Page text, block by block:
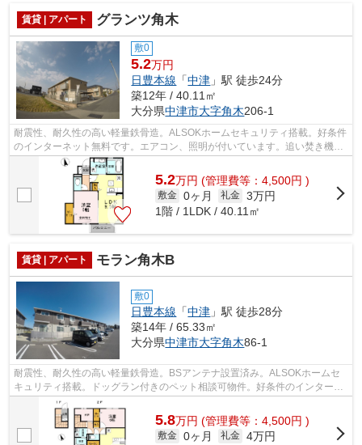
賃貸 | アパート グランツ角木
敷0
5.2万円
日豊本線 「中津 」駅 徒歩24分
築12年 / 40.11㎡
大分県中津市大字角木206-1
耐震性、耐久性の高い軽量鉄骨造。ALSOKホームセキュリティ搭載。好条件
のインターネット無料です。エアコン、照明が付いています。追い焚き機能
付きでいつでも温かく、広々とした一坪...
5.2万円 (管理費等：4,500円 )
敷金 0ヶ月 礼金 3万円
1階 / 1LDK / 40.11㎡
賃貸 | アパート モラン角木B
敷0
日豊本線 「中津 」駅 徒歩28分
築14年 / 65.33㎡
大分県中津市大字角木86-1
耐震性、耐久性の高い軽量鉄骨造。BSアンテナ設置済み。ALSOKホームセ
キュリティ搭載。ドッグラン付きのペット相談可物件。好条件のインターネ
ット無料です。宅配ボックスがついていま...
5.8万円 (管理費等：4,500円 )
敷金 0ヶ月 礼金 4万円